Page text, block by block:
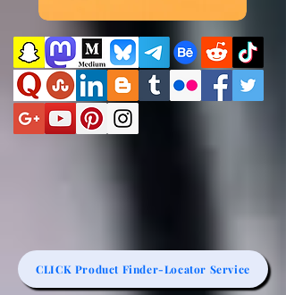
CLICK Product Finder-Locator Service